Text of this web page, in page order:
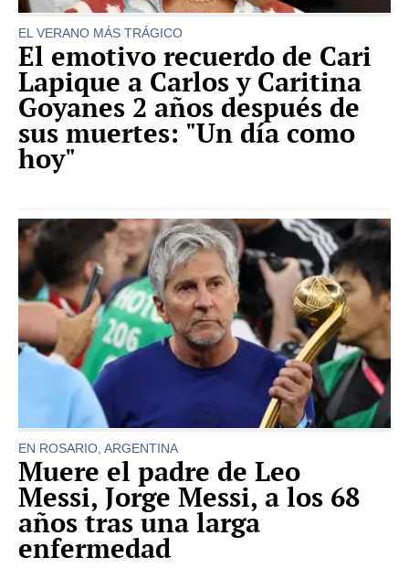
EL VERANO MÁS TRÁGICO
El emotivo recuerdo de Cari
Lapique a Carlos y Caritina
Goyanes 2 años después de
sus muertes: "Un día como
hoy"
EN ROSARIO, ARGENTINA
Muere el padre de Leo
Messi, Jorge Messi, a los 68
años tras una larga
enfermedad